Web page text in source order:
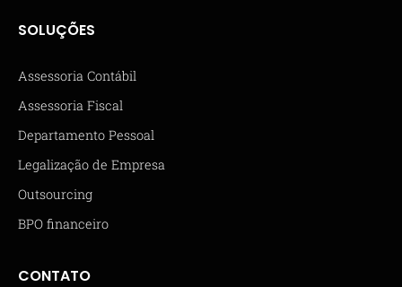
SOLUÇÕES
Assessoria Contábil
Assessoria Fiscal
Departamento Pessoal
Legalização de Empresa
Outsourcing
BPO financeiro
CONTATO